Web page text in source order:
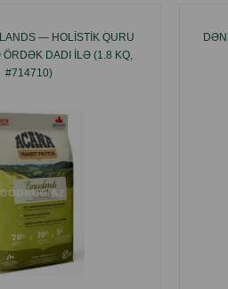
— HOLISTIK QURU
ÖRDƏK DADI ILƏ (1.8 KQ,
#714710)